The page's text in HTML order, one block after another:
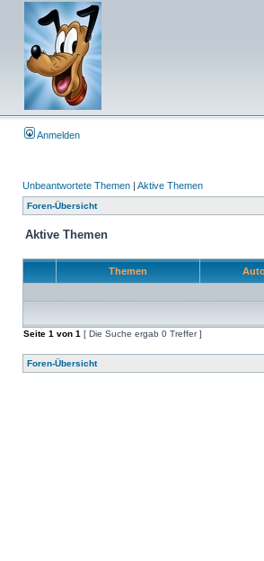
Anmelden
Unbeantwortete Themen | Aktive Themen
Foren-Übersicht
Aktive Themen
Themen
Seite 1 von 1 [ Die Suche ergab 0 Treffer ]
Foren-Übersicht